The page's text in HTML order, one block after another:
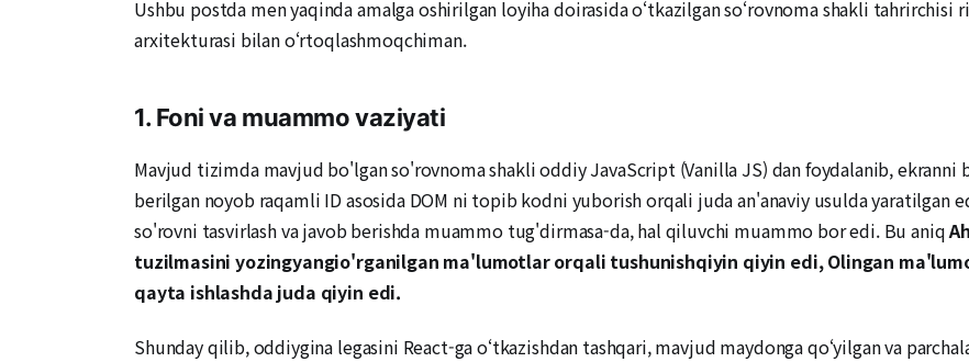
Ushbu postda men yaqinda amalga oshirilgan loyiha doirasida o‘tkazilgan so‘rovnoma shakli
arxitekturasi bilan o‘rtoqlashmoqchiman.
1. Foni va muammo vaziyati
Mavjud tizimda mavjud bo'lgan so'rovnoma shakli oddiy JavaScript (Vanilla JS) dan foydalanib, ekranni
berilgan noyob raqamli ID asosida DOM ni topib kodni yuborish orqali juda an'anaviy usulda yaratilgan
so'rovni tasvirlash va javob berishda muammo tug'dirmasa-da, hal qiluvchi muammo bor edi. Bu aniq
tuzilmasini yozingyangio'rganilgan ma'lumotlar orqali tushunishqiyin qiyin edi,Olingan
qayta ishlashda juda qiyin edi.
Shunday qilib, oddiygina legasini React-ga o‘tkazishdan tashqari, mavjud maydonga qo‘yilgan va